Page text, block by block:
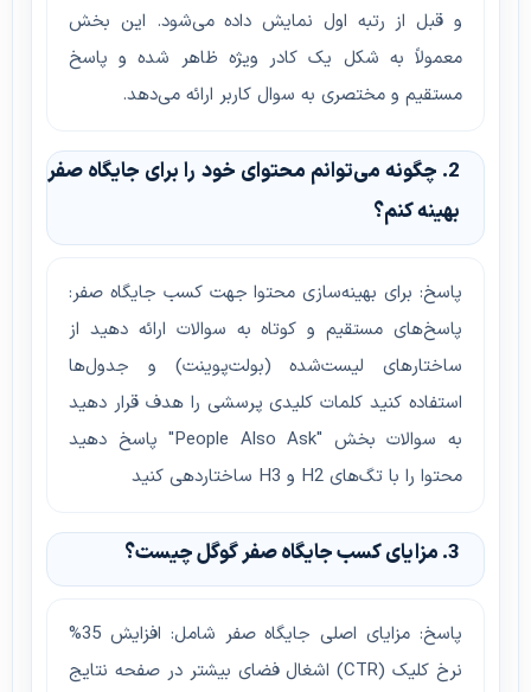
و قبل از رتبه اول نمایش داده می‌شود. این بخش
معمولاً به شکل یک کادر ویژه ظاهر شده و پاسخ
مستقیم و مختصری به سوال کاربر ارائه می‌دهد.
2. چگونه می‌توانم محتوای خود را برای جایگاه صفر
بهینه کنم؟
پاسخ: برای بهینه‌سازی محتوا جهت کسب جایگاه صفر:
پاسخ‌های مستقیم و کوتاه به سوالات ارائه دهید از
ساختارهای لیست‌شده (بولت‌پوینت) و جدول‌ها
استفاده کنید کلمات کلیدی پرسشی را هدف قرار دهید
به سوالات بخش "People Also Ask" پاسخ دهید
محتوا را با تگ‌های H2 و H3 ساختاردهی کنید
3. مزایای کسب جایگاه صفر گوگل چیست؟
پاسخ: مزایای اصلی جایگاه صفر شامل: افزایش 35%
نرخ کلیک (CTR) اشغال فضای بیشتر در صفحه نتایج